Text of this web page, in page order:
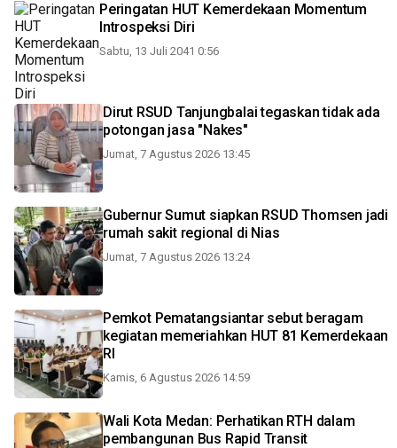
Peringatan HUT Kemerdekaan Momentum
Introspeksi Diri
Sabtu, 13 Juli 2041 0:56
Dirut RSUD Tanjungbalai tegaskan tidak ada
potongan jasa "Nakes"
Jumat, 7 Agustus 2026 13:45
Gubernur Sumut siapkan RSUD Thomsen jadi
rumah sakit regional di Nias
Jumat, 7 Agustus 2026 13:24
Pemkot Pematangsiantar sebut beragam
kegiatan memeriahkan HUT 81 Kemerdekaan
RI
Kamis, 6 Agustus 2026 14:59
Wali Kota Medan: Perhatikan RTH dalam
pembangunan Bus Rapid Transit